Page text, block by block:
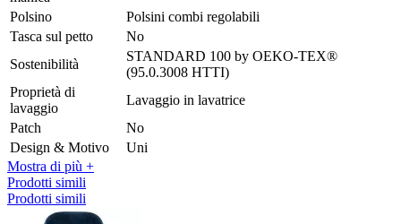
Polsino
Polsini combi regolabili
Tasca sul petto
No
Sostenibilità
STANDARD 100 by OEKO-TEX®
(95.0.3008 HTTI)
Proprietà di
lavaggio
Lavaggio in lavatrice
Patch
No
Design & Motivo
Uni
Mostra di più +
Prodotti simili
Prodotti simili